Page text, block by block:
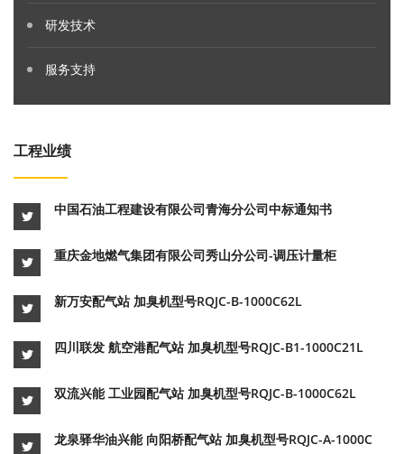
研发技术
服务支持
工程业绩
中国石油工程建设有限公司青海分公司中标通知书
重庆金地燃气集团有限公司秀山分公司-调压计量柜
新万安配气站 加臭机型号RQJC-B-1000C62L
四川联发 航空港配气站 加臭机型号RQJC-B1-1000C21L
双流兴能 工业园配气站 加臭机型号RQJC-B-1000C62L
龙泉驿华油兴能 向阳桥配气站 加臭机型号RQJC-A-1000C